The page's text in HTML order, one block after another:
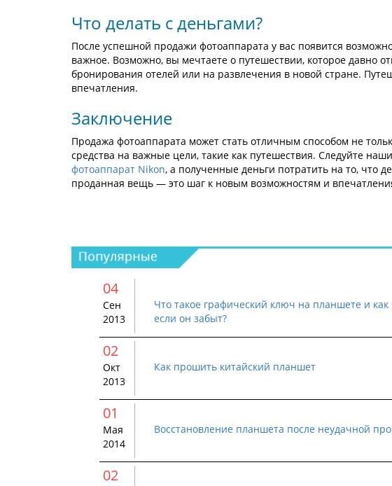
Что делать с деньгами?
После успешной продажи фотоаппарата у вас появится
важное. Возможно, вы мечтаете о путешествии, которое давно
бронирования отелей или на развлечения в новой стране.
впечатления.
Заключение
Продажа фотоаппарата может стать отличным способом не
средства на важные цели, такие как путешествия. Следуйте
фотоаппарат Nikon, а полученные деньги потратить на то, что
проданная вещь — это шаг к новым возможностям и
04
Сен
2013
Что такое графический ключ на планшете и как
если он забыт?
02
Окт
2013
Как прошить китайский планшет
01
Мая
2014
Восстановление планшета после неудачной
02